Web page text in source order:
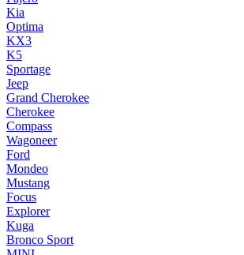
Kia
Optima
KX3
K5
Sportage
Jeep
Grand Cherokee
Cherokee
Compass
Wagoneer
Ford
Mondeo
Mustang
Focus
Explorer
Kuga
Bronco Sport